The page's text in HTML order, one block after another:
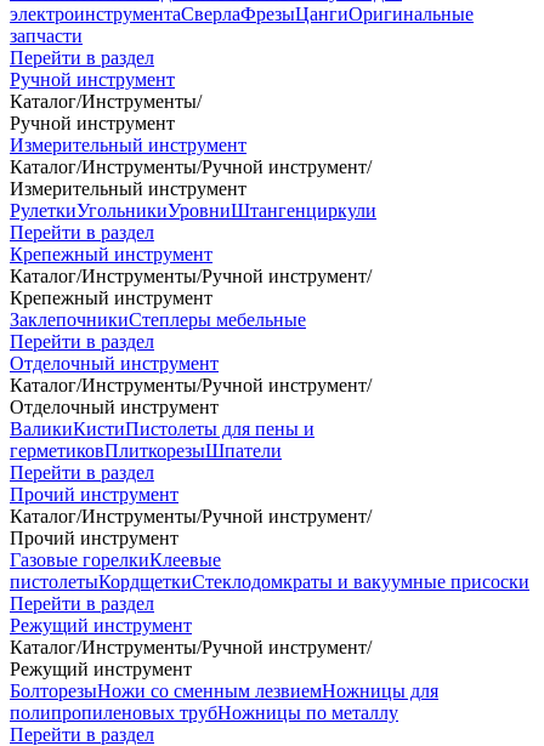
электроинструментаСверлаФрезыЦангиОригинальные
запчасти
Перейти в раздел
Ручной инструмент
Каталог/Инструменты/
Ручной инструмент
Измерительный инструмент
Каталог/Инструменты/Ручной инструмент/
Измерительный инструмент
РулеткиУгольникиУровниШтангенциркули
Перейти в раздел
Крепежный инструмент
Каталог/Инструменты/Ручной инструмент/
Крепежный инструмент
ЗаклепочникиСтеплеры мебельные
Перейти в раздел
Отделочный инструмент
Каталог/Инструменты/Ручной инструмент/
Отделочный инструмент
ВаликиКистиПистолеты для пены и
герметиковПлиткорезыШпатели
Перейти в раздел
Прочий инструмент
Каталог/Инструменты/Ручной инструмент/
Прочий инструмент
Газовые горелкиКлеевые
пистолетыКордщеткиСтеклодомкраты и вакуумные присоски
Перейти в раздел
Режущий инструмент
Каталог/Инструменты/Ручной инструмент/
Режущий инструмент
БолторезыНожи со сменным лезвиемНожницы для
полипропиленовых трубНожницы по металлу
Перейти в раздел